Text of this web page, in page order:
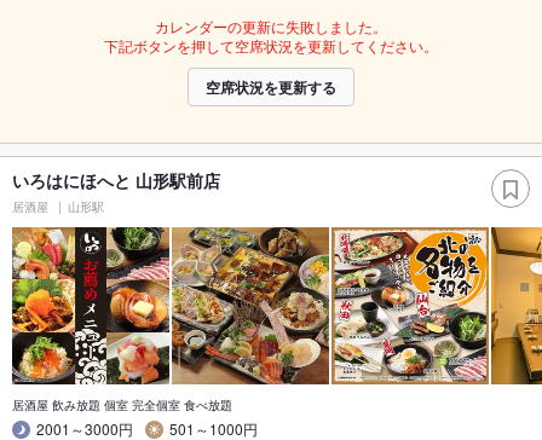
カレンダーの更新に失敗しました。
下記ボタンを押して空席状況を更新してください。
空席状況を更新する
いろはにほへと 山形駅前店
居酒屋 山形駅
居酒屋 飲み放題 個室 完全個室 食べ放題
2001～3000円
501～1000円